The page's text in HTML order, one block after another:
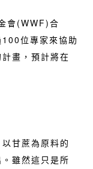
會(WWF)合
位專家來協助
畫，預計將在
甘蔗為原料的
雖然這只是所